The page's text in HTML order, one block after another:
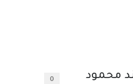
محمود
0